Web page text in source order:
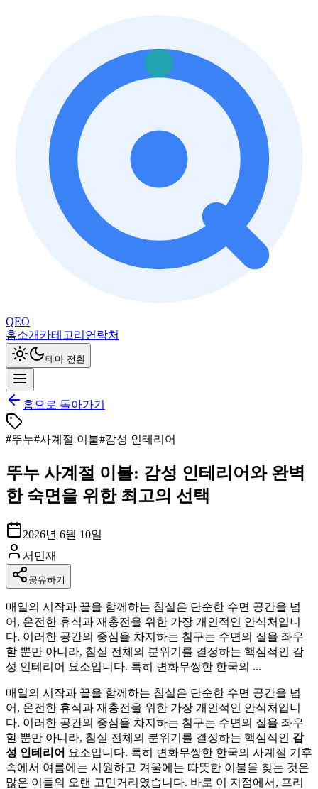
QEO
홈소개 카테고리 연락처
테마 전환
홈으로 돌아가기
#뚜누#사계절 이불#감성 인테리어
뚜누 사계절 이불: 감성 인테리어와 완벽
한 숙면을 위한 최고의 선택
2026년 6월 10일
서민재
공유하기
매일의 시작과 끝을 함께하는 침실은 단순한 수면 공간을 넘
어, 온전한 휴식과 재충전을 위한 가장 개인적인 안식처입니
다. 이러한 공간의 중심을 차지하는 침구는 수면의 질을 좌우
할 뿐만 아니라, 침실 전체의 분위기를 결정하는 핵심적인 감
성 인테리어 요소입니다. 특히 변화무쌍한 한국의 ...
매일의 시작과 끝을 함께하는 침실은 단순한 수면 공간을 넘
어, 온전한 휴식과 재충전을 위한 가장 개인적인 안식처입니
다. 이러한 공간의 중심을 차지하는 침구는 수면의 질을 좌우
할 뿐만 아니라, 침실 전체의 분위기를 결정하는 핵심적인 감
성 인테리어 요소입니다. 특히 변화무쌍한 한국의 사계절 기후
속에서 여름에는 시원하고 겨울에는 따뜻한 이불을 찾는 것은
많은 이들의 오랜 고민거리였습니다. 바로 이 지점에서, 프리